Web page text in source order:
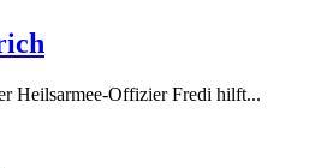
Heilsarmee-Offizier Fredi hilft...